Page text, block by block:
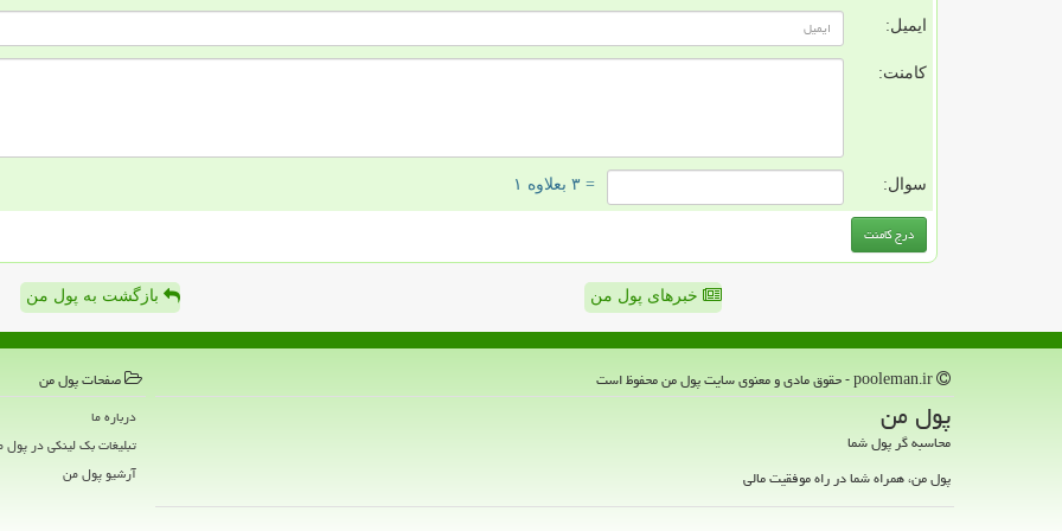
ایمیل:
کامنت:
سوال: = ۳ بعلاوه ۱
خبرهای پول من بازگشت به پول من
پول من
محاسبه گر پول شما
پول من، همراه شما در راه موفقیت مالی
صفحات پول من
درباره ما
تبلیغات بک لینکی در
آرشیو پول من